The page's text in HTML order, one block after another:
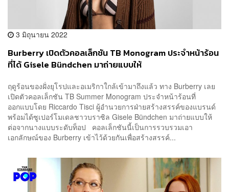
3 มิถุนายน 2022
Burberry เปิดตัวคอลเล็กชัน TB Monogram ประจำหน้าร้อน
ที่ได้ Gisele Bündchen มาถ่ายแบบให้
ฤดูร้อนของฝั่งยุโรปและอเมริกาใกล้เข้ามาถึงแล้ว ทาง Burberry เลย
เปิดตัวคอลเล็กชัน TB Summer Monogram ประจำหน้าร้อนที่
ออกแบบโดย Riccardo Tisci ผู้อำนวยการฝ่ายสร้างสรรค์ของแบรนด์
พร้อมได้ซูเปอร์โมเดลชาวบราซิล Gisele Bündchen มาถ่ายแบบให้
ต่อจากนางแบบระดับท็อป คอลเล็กชันนี้เป็นการรวบรวมเอา
เอกลักษณ์ของ Burberry เข้าไว้ด้วยกันเพื่อสร้างสรรค์...